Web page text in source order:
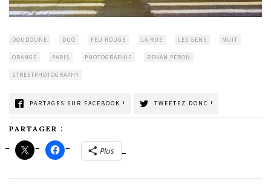
DOUDOUNE DUO FEU ROUGE LA RUE LES GENS NUIT
ORANGE PARIS PHOTOGRAPHIE RENAN PÉRON
STREETPHOTOGRAPHY
PARTAGES SUR FACEBOOK ! TWEETEZ DONC !
PARTAGER :
Plus